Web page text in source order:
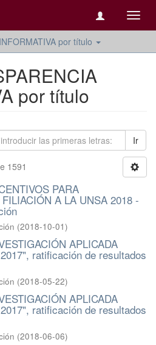
por título
por título
Ir
1591
PARA
A LA UNSA 2018 -
(2018-10-01)
APLICADA
ratificación de resultados
(2018-05-22)
APLICADA
ratificación de resultados
(2018-06-06)